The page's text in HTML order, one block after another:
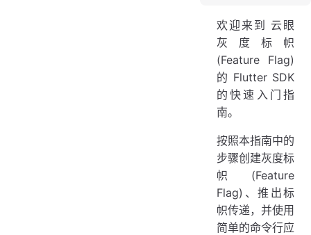
1. 访问或创建帐户
2. 获取开发工具包密钥
3. 复制示例代码
第二部分：运行应用
3. 运行示例应用
4. 工作原理
第三部分：运行 A/B 测试
欢迎来到 云眼
灰度标帜
(Feature Flag)
的 Flutter SDK
的快速入门指
南。
按照本指南中的
步骤创建灰度标
帜(Feature
Flag)、推出标
帜传递，并使用
简单的命令行应